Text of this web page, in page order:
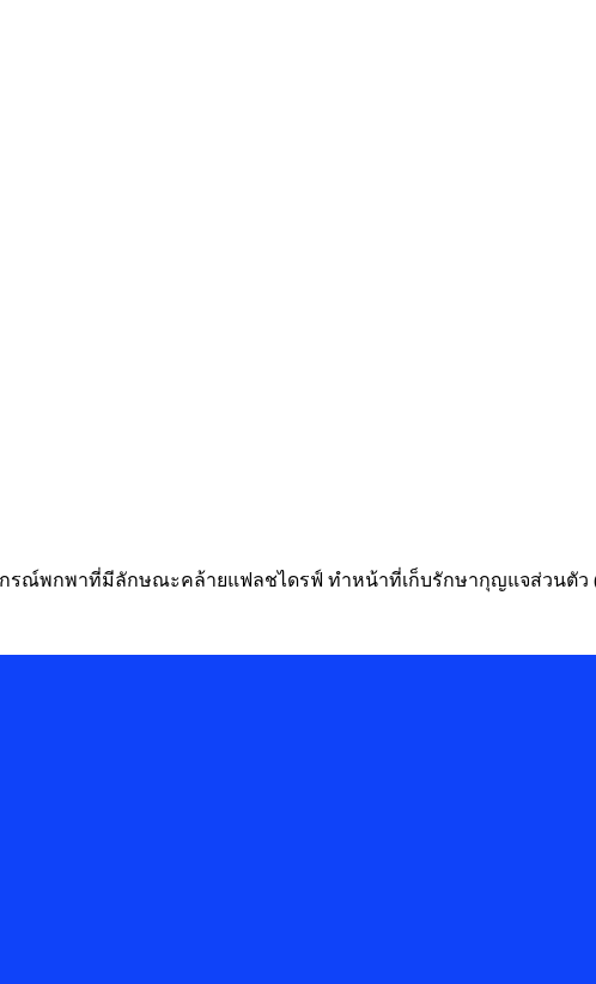
ปกรณ์พกพาที่มีลักษณะคล้ายแฟลชไดรฟ์ ทำหน้าที่เก็บรักษากุญแจส่วนตัว